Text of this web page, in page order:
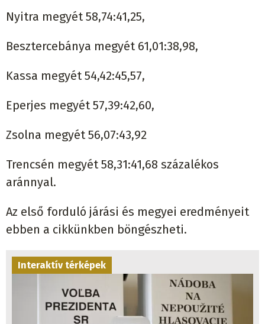
Nyitra megyét 58,74:41,25,
Besztercebánya megyét 61,01:38,98,
Kassa megyét 54,42:45,57,
Eperjes megyét 57,39:42,60,
Zsolna megyét 56,07:43,92
Trencsén megyét 58,31:41,68 százalékos
aránnyal.
Az első forduló járási és megyei eredményeit
ebben a cikkünkben böngészheti.
Interaktív térképek